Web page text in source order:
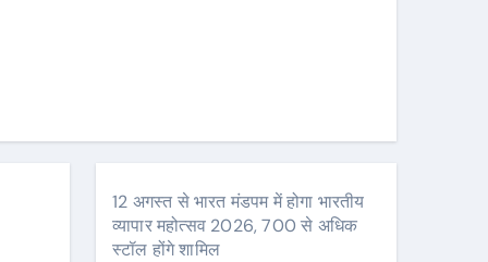
12 अगस्त से भारत मंडपम में होगा भारतीय
व्यापार महोत्सव 2026, 700 से अधिक
स्टॉल होंगे शामिल